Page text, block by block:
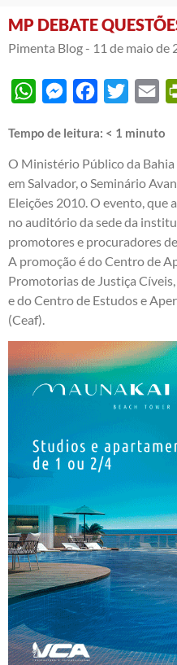
MP DEBATE
Pimenta Blog - 11 de maio de
WhatsAppMessengerFacebook
Twitter
Tempo de leitura: < 1 minuto
O Ministério Público da
em Salvador, o Seminário
Eleições 2010. O evento, que
no auditório da sede da
promotores e procuradores
A promoção é do Centro de
Promotorias de Justiça
e do Centro de Estudos e
(Ceaf).